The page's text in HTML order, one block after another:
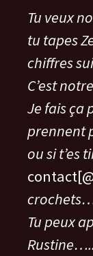
Tu veux
tu tapes
chiffres
C’est
Je fais ça
prennent
ou si t’es
Tu peux